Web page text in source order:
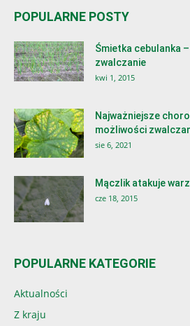
POPULARNE POSTY
Śmietka cebulanka
zwalczanie
kwi 1, 2015
Najważniejsze
możliwości
sie 6, 2021
Mączlik atakuje
cze 18, 2015
POPULARNE KATEGORIE
Aktualności
Z kraju